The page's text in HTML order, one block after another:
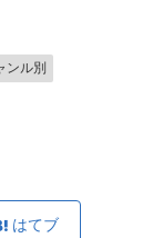
ンル別
はてブ